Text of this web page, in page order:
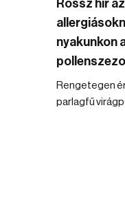
Rossz hír az
nyakunkon
Rengetegen
parlagfű